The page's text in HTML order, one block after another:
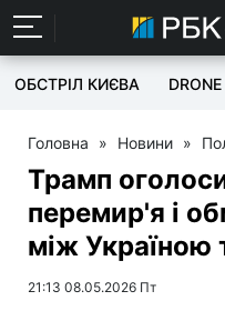
ОБСТРІЛ КИЄВА
Головна » Новини »
Трамп
перемир'я і
між Україною
21:13 08.05.2026 Пт